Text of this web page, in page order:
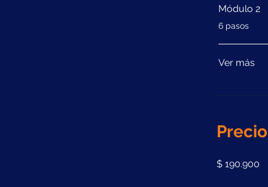
Módulo 2
.6 pasos
Ver más
Precio
$ 190.900